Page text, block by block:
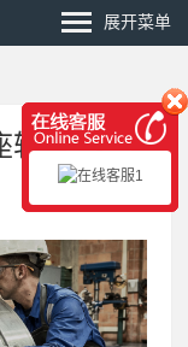
展开菜单
轴承 FRB